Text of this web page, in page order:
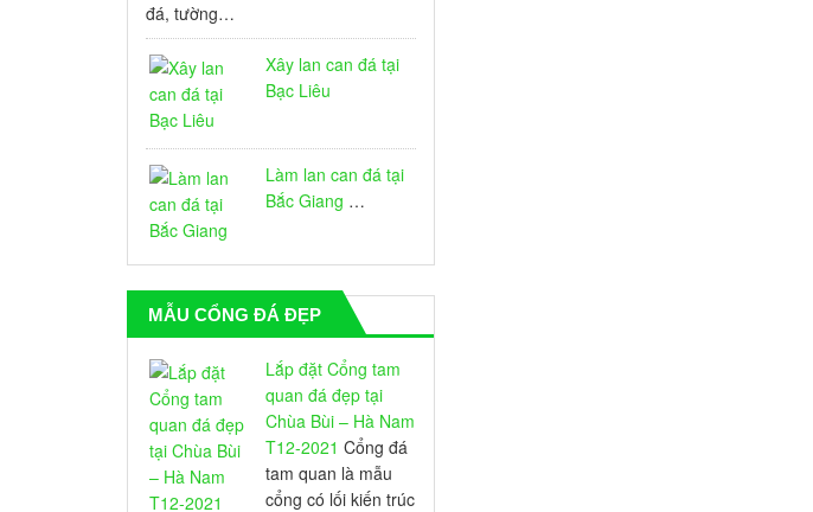
đá, tường…
Xây lan can đá tại
Bạc Liêu
Làm lan can đá tại
Bắc Giang …
MẪU CỔNG ĐÁ ĐẸP
Lắp đặt Cổng tam
quan đá đẹp tại
Chùa Bùi – Hà Nam
T12-2021 Cổng đá
tam quan là mẫu
cổng có lối kiến trúc